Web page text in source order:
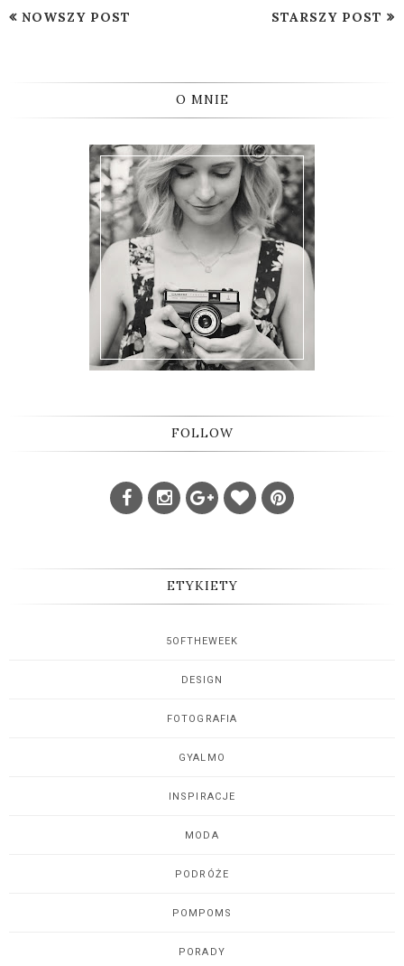
NOWSZY POST STARSZY POST
O MNIE
FOLLOW
ETYKIETY
5OFTHEWEEK
DESIGN
FOTOGRAFIA
GYALMO
INSPIRACJE
MODA
PODRÓŻE
POMPOMS
PORADY